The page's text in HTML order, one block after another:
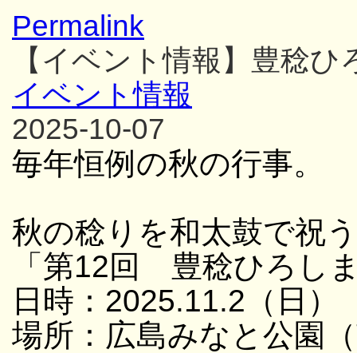
Permalink
【イベント情報】豊稔
イベント情報
2025-10-07
毎年恒例の秋の行事。
秋の稔りを和太鼓で祝
「第12回 豊稔ひろし
日時：2025.11.2（日
場所：広島みなと公園